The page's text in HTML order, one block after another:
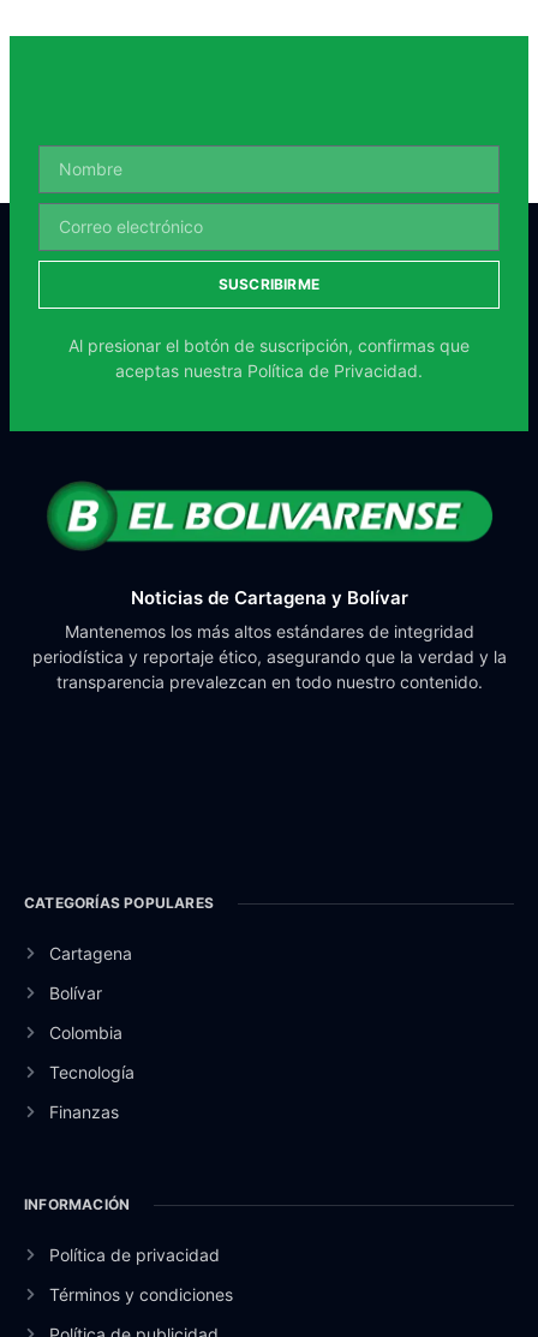
SUSCRIBIRME
Al presionar el botón de suscripción, confirmas que
aceptas nuestra Política de Privacidad.
Noticias de Cartagena y Bolívar
Mantenemos los más altos estándares de integridad
periodística y reportaje ético, asegurando que la verdad y la
transparencia prevalezcan en todo nuestro contenido.
CATEGORÍAS POPULARES
Cartagena
Bolívar
Colombia
Tecnología
Finanzas
INFORMACIÓN
Política de privacidad
Términos y condiciones